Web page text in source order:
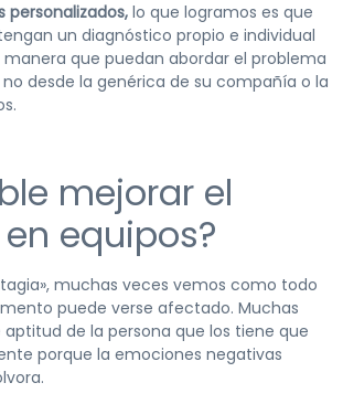
personalizados, lo que logramos es que
un diagnóstico propio e individual
que puedan abordar el problema
desde la genérica de su compañía o la
mejorar el
equipos?
muchas veces vemos como todo
puede verse afectado. Muchas
de la persona que los tiene que
porque la emociones negativas